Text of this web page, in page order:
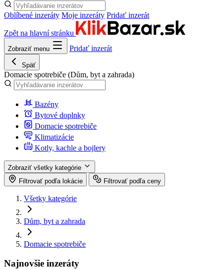
Oblíbené inzeráty Moje inzeráty Pridať inzerát
Zpět na hlavní stránku
Zobraziť menu Pridať inzerát
Späť
Domacie spotrebiče (Dům, byt a zahrada)
Bazény
Bytové doplnky
Domacie spotrebiče
Klimatizácie
Kotly, kachle a bojlery
Zobraziť všetky kategórie
Filtrovať podľa lokácie
Filtrovať podľa ceny
Všetky kategórie
Dům, byt a zahrada
Domacie spotrebiče
Najnovšie inzeráty